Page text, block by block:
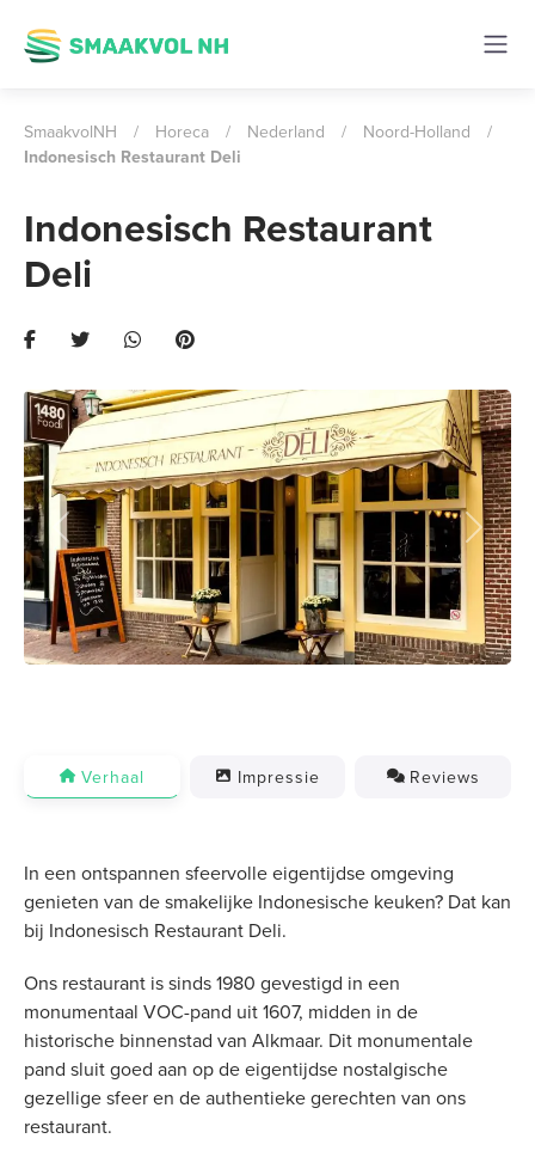
SmaakvolNH / Horeca / Nederland / Noord-Holland
/
Indonesisch Restaurant Deli
Indonesisch Restaurant
Deli
Previous Next
Verhaal Impressie Reviews
In een ontspannen sfeervolle eigentijdse omgeving
genieten van de smakelijke Indonesische keuken? Dat kan
bij Indonesisch Restaurant Deli.
Ons restaurant is sinds 1980 gevestigd in een
monumentaal VOC-pand uit 1607, midden in de
historische binnenstad van Alkmaar. Dit monumentale
pand sluit goed aan op de eigentijdse nostalgische
gezellige sfeer en de authentieke gerechten van ons
restaurant.